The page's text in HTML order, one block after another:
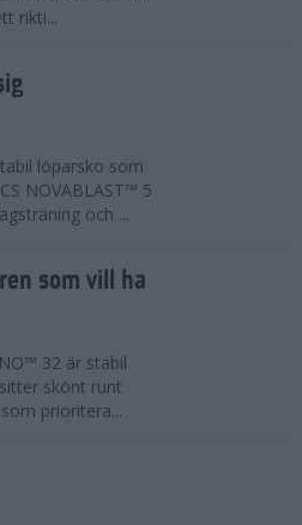
rikti...
löparsko som
NOVABLAST™ 5
och ...
som vill ha
32 är stabil
skönt runt
prioritera...